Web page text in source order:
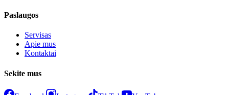
Paslaugos
Servisas
Apie mus
Kontaktai
Sekite mus